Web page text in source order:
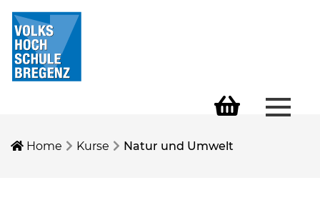
Home Kurse Natur und Umwelt